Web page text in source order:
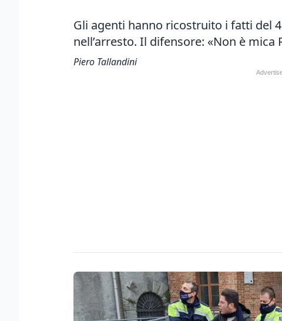
Gli agenti hanno ricostruito i fatti del
nell’arresto. Il difensore: «Non è mica
Piero Tallandini